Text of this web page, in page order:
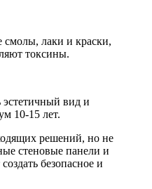
лаки и краски,
токсины.
эстетичный вид и
10-15 лет.
решений, но не
стеновые панели и
безопасное и